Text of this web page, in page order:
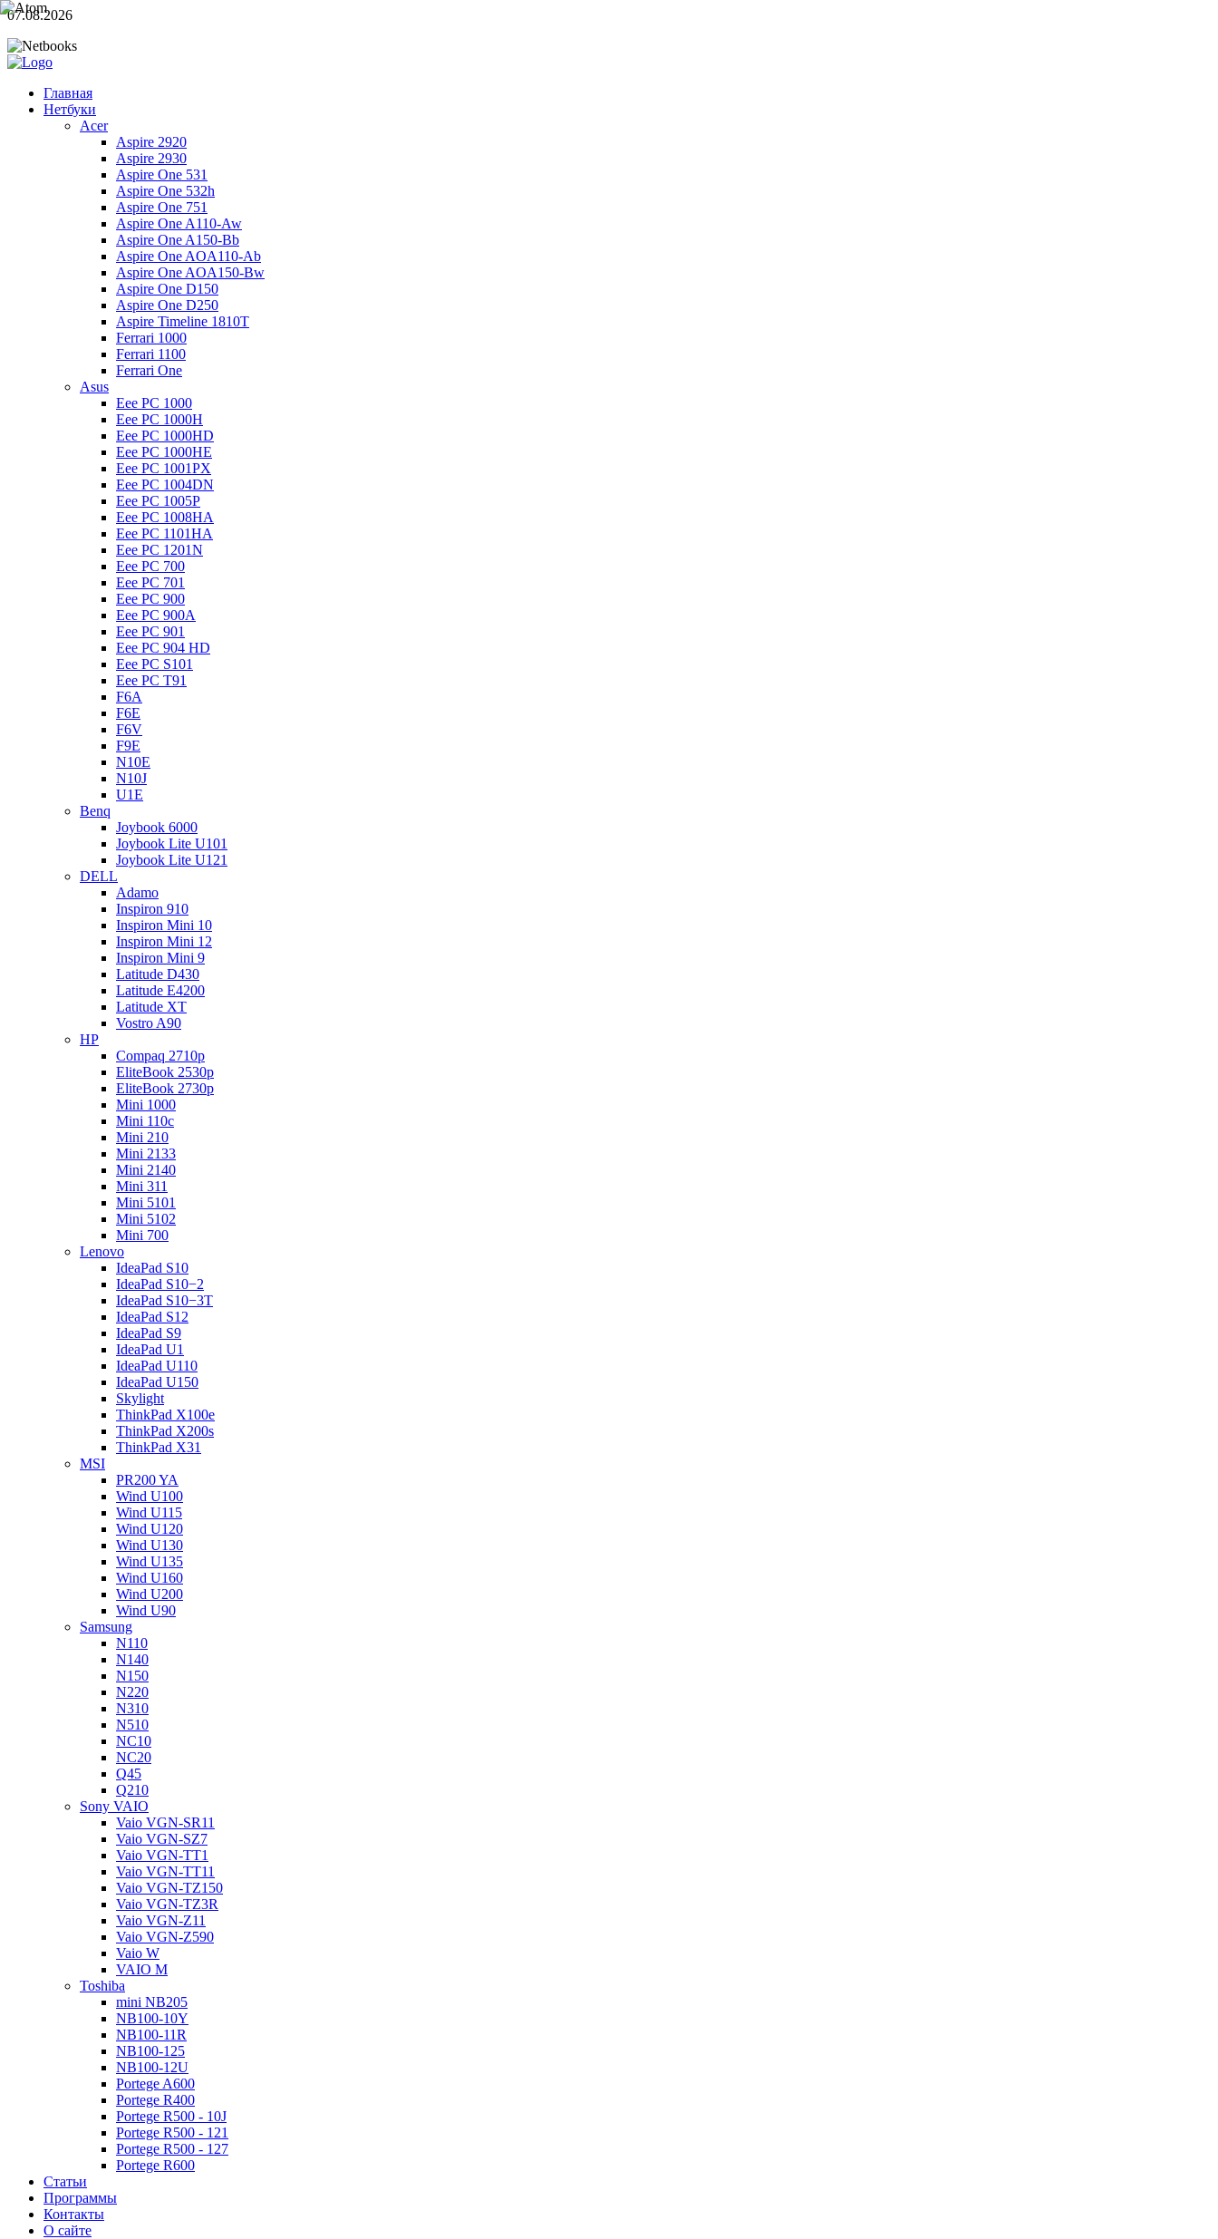
07.08.2026
Главная
Нетбуки
Acer
Aspire 2920
Aspire 2930
Aspire One 531
Aspire One 532h
Aspire One 751
Aspire One A110-Aw
Aspire One A150-Bb
Aspire One AOA110-Ab
Aspire One AOA150-Bw
Aspire One D150
Aspire One D250
Aspire Timeline 1810T
Ferrari 1000
Ferrari 1100
Ferrari One
Asus
Eee PC 1000
Eee PC 1000H
Eee PC 1000HD
Eee PC 1000HE
Eee PC 1001PX
Eee PC 1004DN
Eee PC 1005P
Eee PC 1008HA
Eee PC 1101HA
Eee PC 1201N
Eee PC 700
Eee PC 701
Eee PC 900
Eee PC 900A
Eee PC 901
Eee PC 904 HD
Eee PC S101
Eee PC T91
F6A
F6E
F6V
F9E
N10E
N10J
U1E
Benq
Joybook 6000
Joybook Lite U101
Joybook Lite U121
DELL
Adamo
Inspiron 910
Inspiron Mini 10
Inspiron Mini 12
Inspiron Mini 9
Latitude D430
Latitude E4200
Latitude XT
Vostro A90
HP
Compaq 2710p
EliteBook 2530p
EliteBook 2730p
Mini 1000
Mini 110c
Mini 210
Mini 2133
Mini 2140
Mini 311
Mini 5101
Mini 5102
Mini 700
Lenovo
IdeaPad S10
IdeaPad S10−2
IdeaPad S10−3T
IdeaPad S12
IdeaPad S9
IdeaPad U1
IdeaPad U110
IdeaPad U150
Skylight
ThinkPad X100e
ThinkPad X200s
ThinkPad X31
MSI
PR200 YA
Wind U100
Wind U115
Wind U120
Wind U130
Wind U135
Wind U160
Wind U200
Wind U90
Samsung
N110
N140
N150
N220
N310
N510
NC10
NC20
Q45
Q210
Sony VAIO
Vaio VGN-SR11
Vaio VGN-SZ7
Vaio VGN-TT1
Vaio VGN-TT11
Vaio VGN-TZ150
Vaio VGN-TZ3R
Vaio VGN-Z11
Vaio VGN-Z590
Vaio W
VAIO M
Toshiba
mini NB205
NB100-10Y
NB100-11R
NB100-125
NB100-12U
Portege A600
Portege R400
Portege R500 - 10J
Portege R500 - 121
Portege R500 - 127
Portege R600
Статьи
Программы
Контакты
О сайте